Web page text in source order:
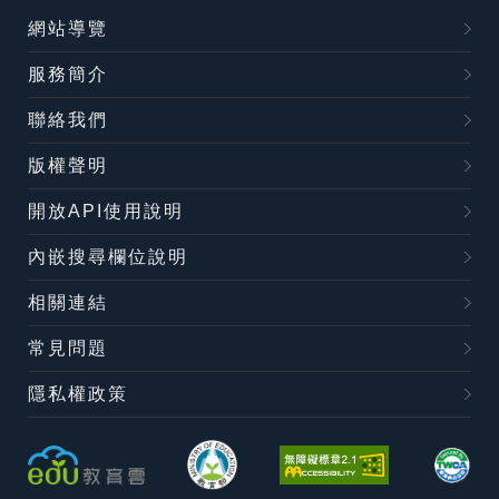
網站導覽
服務簡介
聯絡我們
版權聲明
開放API使用說明
內嵌搜尋欄位說明
相關連結
常見問題
隱私權政策